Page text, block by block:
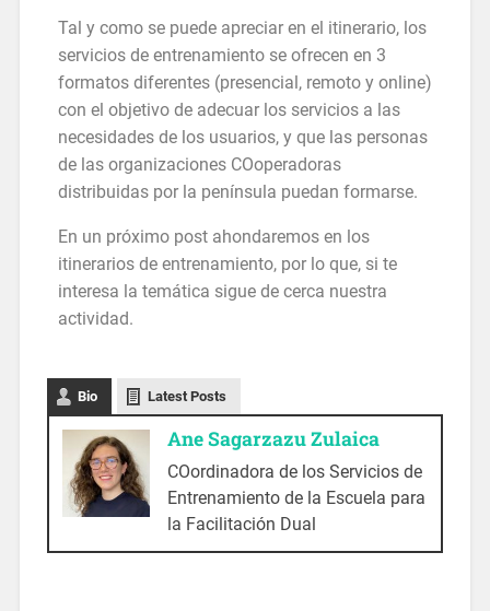
Tal y como se puede apreciar en el itinerario, los
servicios de entrenamiento se ofrecen en 3
formatos diferentes (presencial, remoto y online)
con el objetivo de adecuar los servicios a las
necesidades de los usuarios, y que las personas
de las organizaciones COoperadoras
distribuidas por la península puedan formarse.
En un próximo post ahondaremos en los
itinerarios de entrenamiento, por lo que, si te
interesa la temática sigue de cerca nuestra
actividad.
Bio Latest Posts
Ane Sagarzazu Zulaica
COordinadora de los Servicios de
Entrenamiento de la Escuela para
la Facilitación Dual